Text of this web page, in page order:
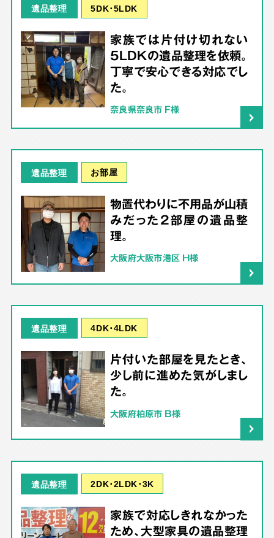
遺品整理 5DK･5LDK
家族では片付け切れない
5LDKの遺品整理を依頼。
丁寧で安心できる対応でし
た。
奈良県奈良市 F様
遺品整理 お部屋
物置代わりに不用品が山積
みだった2部屋の遺品整
理。
大阪府大阪市港区 H様
遺品整理 4DK･4LDK
片付いた部屋を見たとき、
少し前に進めた気がしまし
た。
大阪府柏原市 B様
遺品整理 2DK･2LDK･3K
家族で対応しきれなかった
ため、大型家具の遺品整理